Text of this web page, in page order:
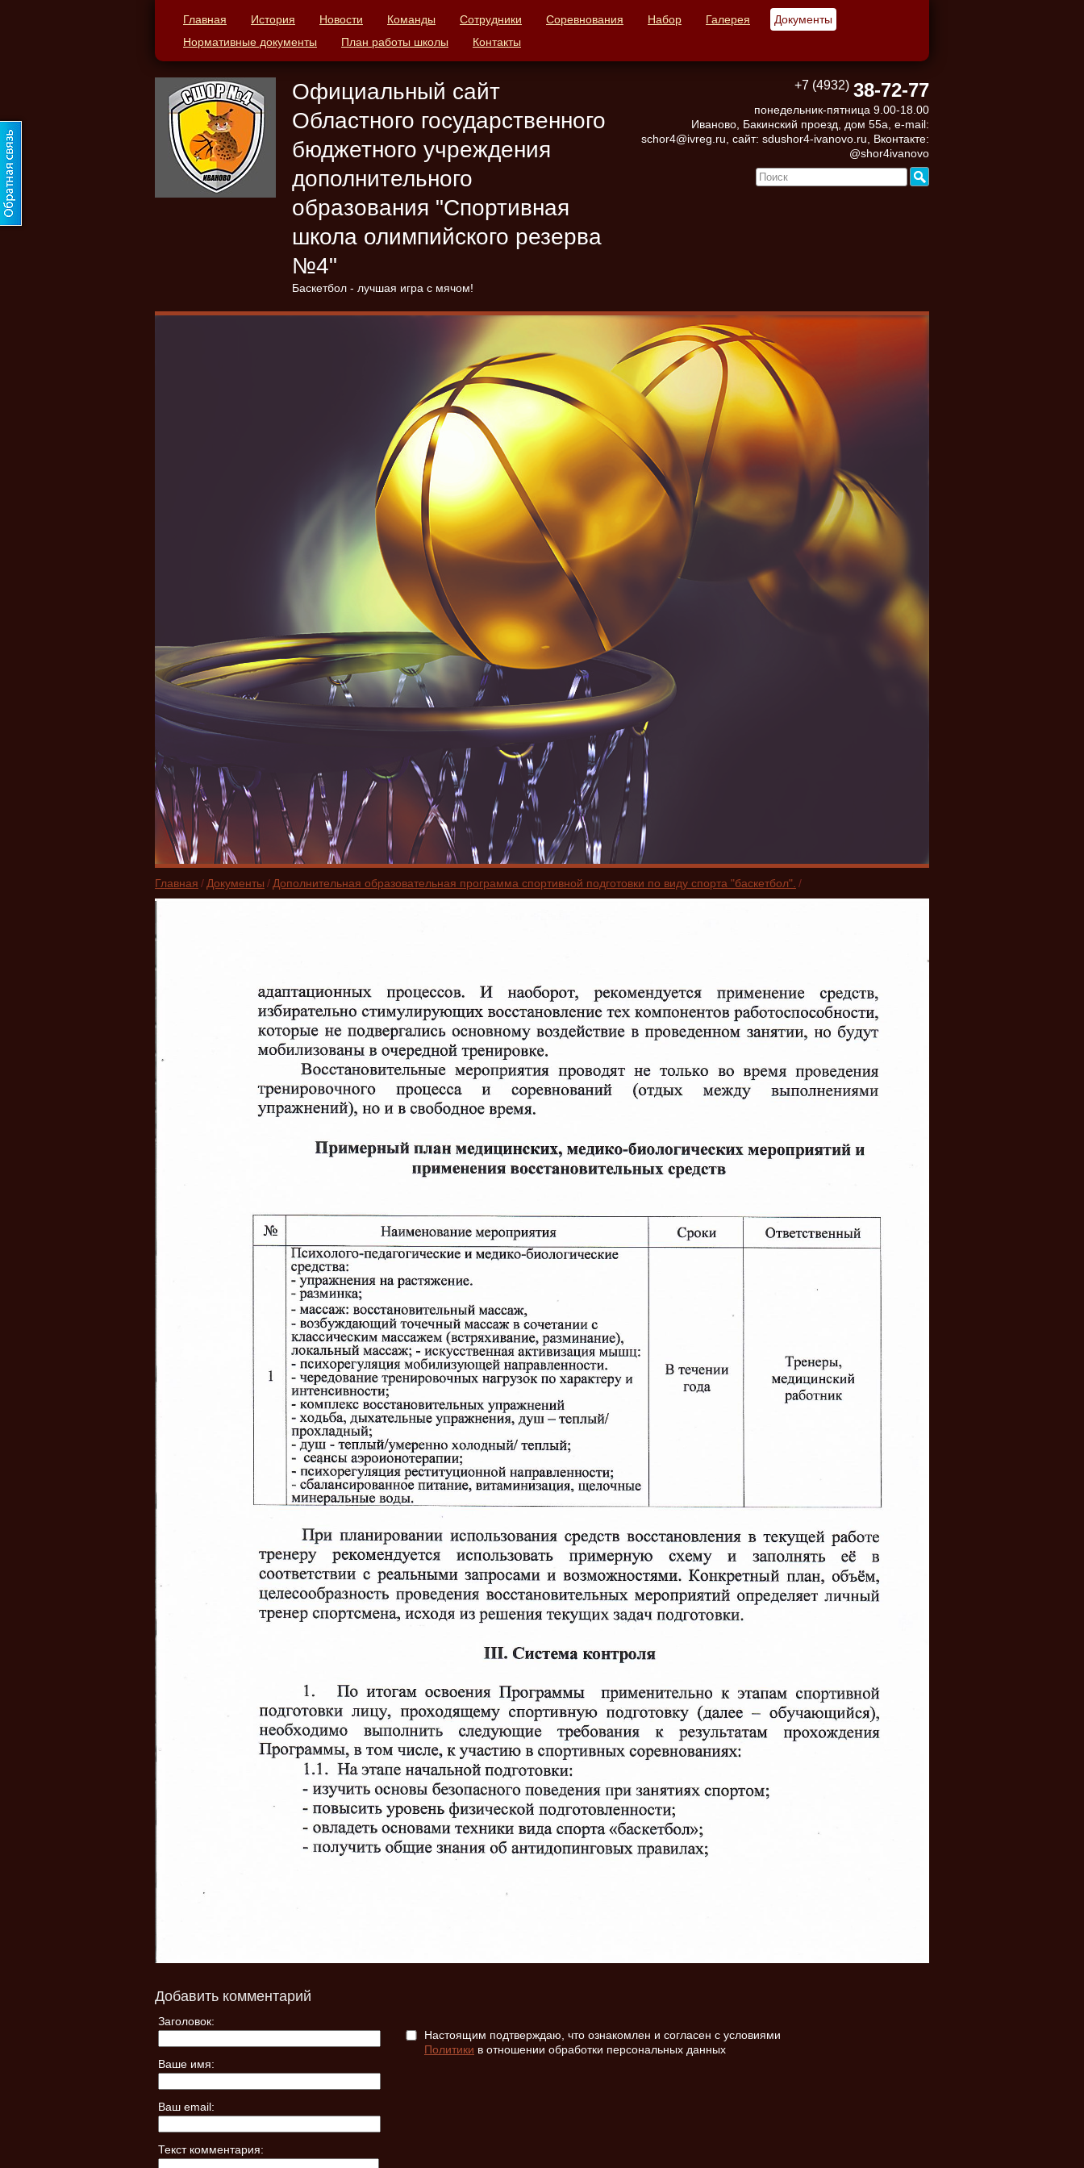
Главная История Новости Команды Сотрудники Соревнования Набор Галерея
Документы
Нормативные документы
План работы школы Контакты
Официальный сайт
Областного государственного
бюджетного учреждения
дополнительного
образования "Спортивная
школа олимпийского резерва
№4"
Баскетбол - лучшая игра с мячом!
+7 (4932) 38-72-77
понедельник-пятница 9.00-18.00
Иваново, Бакинский проезд, дом 55а, e-mail:
schor4@ivreg.ru, сайт: sdushor4-ivanovo.ru, Вконтакте:
@shor4ivanovo
Главная / Документы / Дополнительная образовательная программа спортивной подготовки по виду спорта "баскетбол". /
Добавить комментарий
Заголовок:
Ваше имя:
Ваш email:
Текст комментария:
Настоящим подтверждаю, что ознакомлен и согласен с условиями
Политики в отношении обработки персональных данных